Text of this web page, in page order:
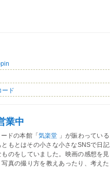
ード
業中
ドの本館「 気楽堂 」が賑わっている
ともとはその小さな小さなSNSで日記
のをしていました。映画の感想を見
真の撮り方を教えあったり、考えた